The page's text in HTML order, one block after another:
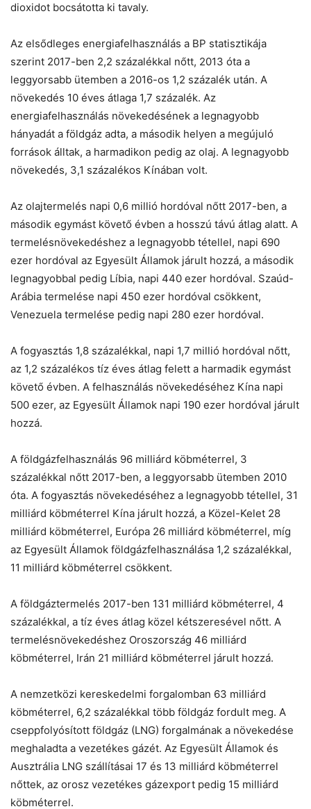
dioxidot bocsátotta ki tavaly.
Az elsődleges energiafelhasználás a BP statisztikája
szerint 2017-ben 2,2 százalékkal nőtt, 2013 óta a
leggyorsabb ütemben a 2016-os 1,2 százalék után. A
növekedés 10 éves átlaga 1,7 százalék. Az
energiafelhasználás növekedésének a legnagyobb
hányadát a földgáz adta, a második helyen a megújuló
források álltak, a harmadikon pedig az olaj. A legnagyobb
növekedés, 3,1 százalékos Kínában volt.
Az olajtermelés napi 0,6 millió hordóval nőtt 2017-ben, a
második egymást követő évben a hosszú távú átlag alatt. A
termelésnövekedéshez a legnagyobb tétellel, napi 690
ezer hordóval az Egyesült Államok járult hozzá, a második
legnagyobbal pedig Líbia, napi 440 ezer hordóval. Szaúd-
Arábia termelése napi 450 ezer hordóval csökkent,
Venezuela termelése pedig napi 280 ezer hordóval.
A fogyasztás 1,8 százalékkal, napi 1,7 millió hordóval nőtt,
az 1,2 százalékos tíz éves átlag felett a harmadik egymást
követő évben. A felhasználás növekedéséhez Kína napi
500 ezer, az Egyesült Államok napi 190 ezer hordóval járult
hozzá.
A földgázfelhasználás 96 milliárd köbméterrel, 3
százalékkal nőtt 2017-ben, a leggyorsabb ütemben 2010
óta. A fogyasztás növekedéséhez a legnagyobb tétellel, 31
milliárd köbméterrel Kína járult hozzá, a Közel-Kelet 28
milliárd köbméterrel, Európa 26 milliárd köbméterrel, míg
az Egyesült Államok földgázfelhasználása 1,2 százalékkal,
11 milliárd köbméterrel csökkent.
A földgáztermelés 2017-ben 131 milliárd köbméterrel, 4
százalékkal, a tíz éves átlag közel kétszeresével nőtt. A
termelésnövekedéshez Oroszország 46 milliárd
köbméterrel, Irán 21 milliárd köbméterrel járult hozzá.
A nemzetközi kereskedelmi forgalomban 63 milliárd
köbméterrel, 6,2 százalékkal több földgáz fordult meg. A
cseppfolyósított földgáz (LNG) forgalmának a növekedése
meghaladta a vezetékes gázét. Az Egyesült Államok és
Ausztrália LNG szállításai 17 és 13 milliárd köbméterrel
nőttek, az orosz vezetékes gázexport pedig 15 milliárd
köbméterrel.